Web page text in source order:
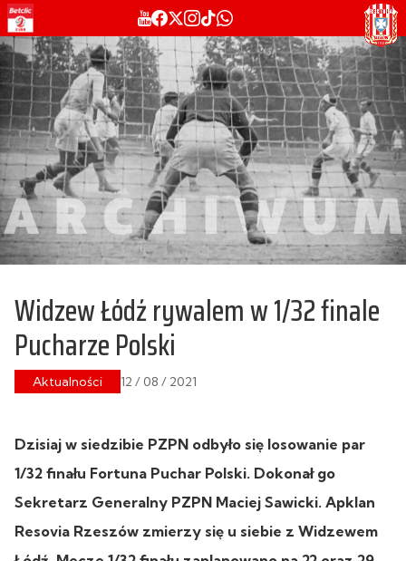
Widzew Łódź rywalem w 1/32 finale
Pucharze Polski
Aktualności 12 / 08 / 2021
Dzisiaj w siedzibie PZPN odbyło się losowanie par
1/32 finału Fortuna Puchar Polski. Dokonał go
Sekretarz Generalny PZPN Maciej Sawicki. Apklan
Resovia Rzeszów zmierzy się u siebie z Widzewem